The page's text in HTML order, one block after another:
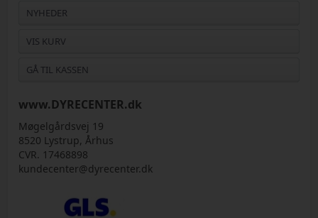
NYHEDER
VIS KURV
GÅ TIL KASSEN
www.DYRECENTER.dk
Møgelgårdsvej 19
8520 Lystrup, Århus
CVR. 17468898
kundecenter@dyrecenter.dk